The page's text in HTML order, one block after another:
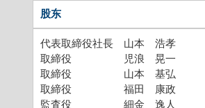
股东
代表取締役社長 山本 浩孝
取締役 児浪 晃一
取締役 山本 基弘
取締役 福田 康政
監査役 細金 逸人